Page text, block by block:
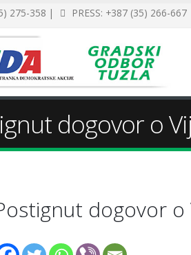
275-358 | PRESS: +387 (35) 266-
dogovor o
dogovor o